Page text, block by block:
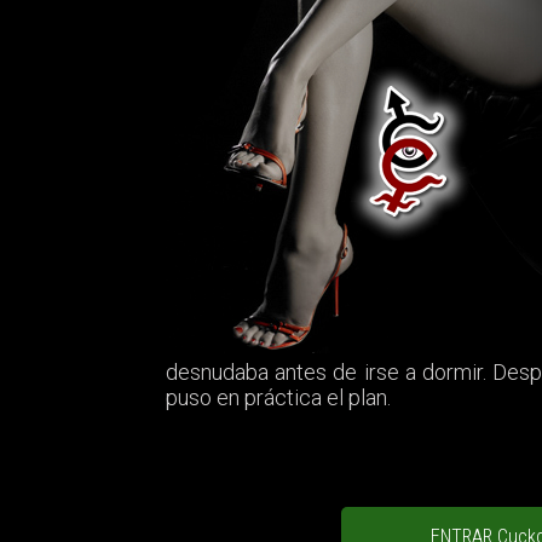
desnudaba antes de irse a dormir.
puso en práctica el plan.
ENTRAR